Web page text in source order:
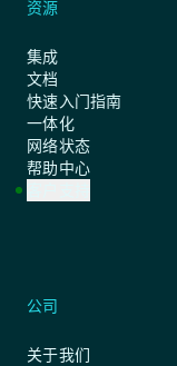
资源
集成
文档
快速入门指南
一体化
网络状态
帮助中心
公司
关于我们